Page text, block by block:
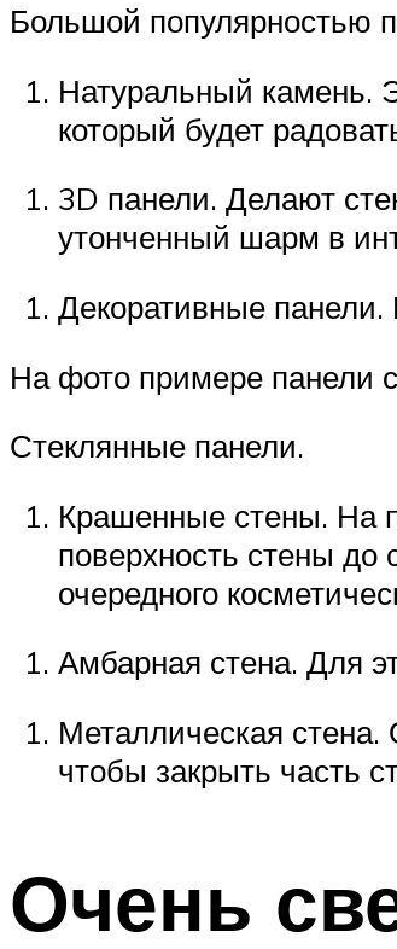
Большой популярностью
Натуральный камень.
который будет
3D панели. Делают
утонченный шарм в
Декоративные
На фото примере панели
Стеклянные панели.
Крашенные стены. На
поверхность стены до
очередного
Амбарная стена. Для
Металлическая
чтобы закрыть часть
Очень